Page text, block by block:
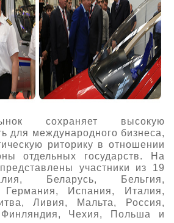
сохраняет высокую
для международного бизнеса,
риторику в отношении
отдельных государств. На
участники из 19
Беларусь, Бельгия,
Германия, Испания, Италия,
Ливия, Мальта, Россия,
Чехия, Польша и